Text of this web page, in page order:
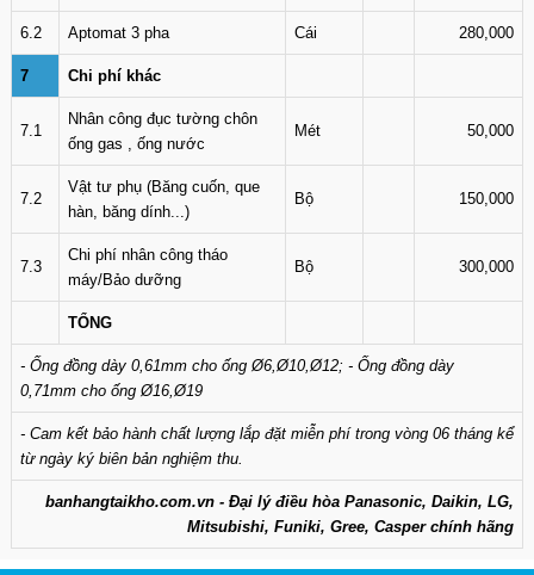
6.2 Aptomat 3 pha Cái 280,000
7 Chi phí khác
7.1
Nhân công đục tường chôn
ống gas , ống nước
Mét 50,000
7.2
Vật tư phụ (Băng cuốn, que
hàn, băng dính...)
Bộ 150,000
7.3
Chi phí nhân công tháo
máy/Bảo dưỡng
Bộ 300,000
TỔNG
- Ống đồng dày 0,61mm cho ống Ø6,Ø10,Ø12; - Ống đồng dày
0,71mm cho ống Ø16,Ø19
- Cam kết bảo hành chất lượng lắp đặt miễn phí trong vòng 06 tháng kể
từ ngày ký biên bản nghiệm thu.
banhangtaikho.com.vn - Đại lý điều hòa Panasonic, Daikin, LG,
Mitsubishi, Funiki, Gree, Casper chính hãng